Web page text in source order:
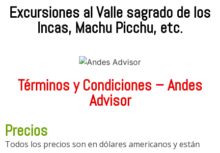
Excursiones al Valle sagrado de los
Incas, Machu Picchu, etc.
Términos y Condiciones – Andes
Advisor
Precios
Todos los precios son en dólares americanos y están